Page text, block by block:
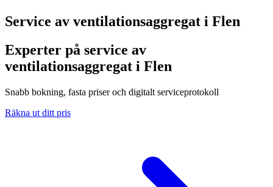
Service av ventilationsaggregat i Flen
Experter på service av
ventilationsaggregat i Flen
Snabb bokning, fasta priser och digitalt serviceprotokoll
Räkna ut ditt pris